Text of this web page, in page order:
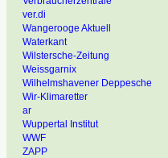
ver.di
Wangerooge Aktuell
Waterkant
Wilstersche-Zeitung
Weissgarnix
Wilhelmshavener Deppesche
Wir-Klimaretter
ar
Wuppertal Institut
WWF
ZAPP